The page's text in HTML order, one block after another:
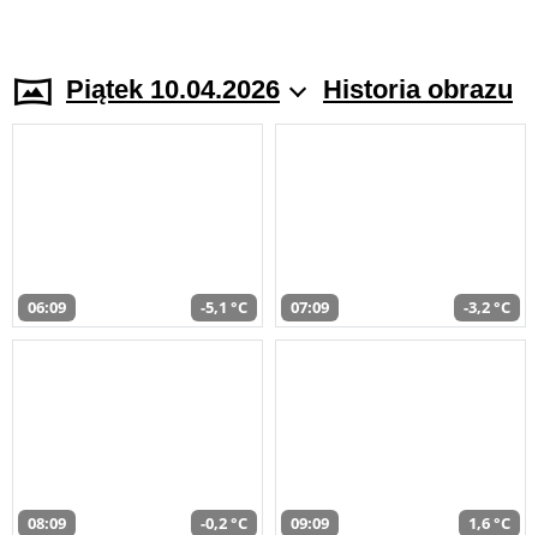
Piątek 10.04.2026 Historia obrazu
06:09 -5,1 °C 07:09 -3,2 °C
08:09 -0,2 °C 09:09 1,6 °C